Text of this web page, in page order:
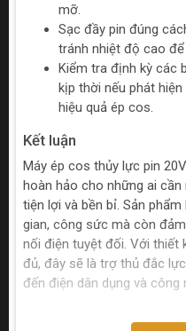
mỡ.
Sạc đầy pin đúng
tránh nhiệt độ cao
Kiểm tra định kỳ các
kịp thời nếu phát
hiệu quả ép cos.
Kết luận
Máy ép cos thủy lực pin
hoàn hảo cho những ai
tiện lợi và bền bỉ. Sản
gian, công sức mà còn
nối điện tuyệt đối. Với thiết
đủ, đây sẽ là trợ thủ đắc
đến điện dân dụng và công